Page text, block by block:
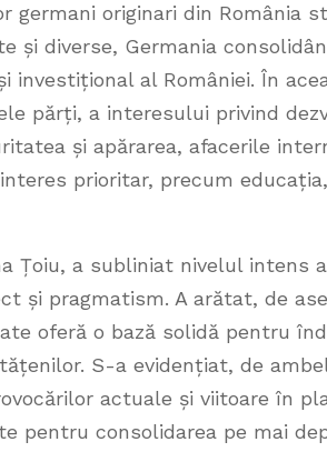
germani originari din România
și diverse, Germania
investițional al României. În
părți, a interesului privind
și apărarea, afacerile
prioritar, precum
Țoiu, a subliniat nivelul intens
și pragmatism. A arătat, de
oferă o bază solidă pentru
S-a evidențiat, de
actuale și viitoare în
pentru consolidarea pe mai